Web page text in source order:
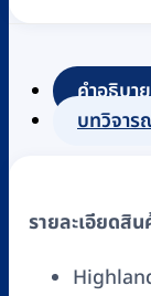
คำอธิบาย
บทวิจา
รายละเอียดสิน